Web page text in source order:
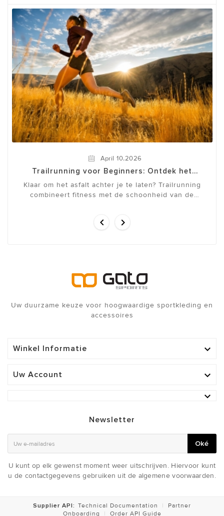
April 10,2026
Trailrunning voor Beginners: Ontdek het
Klaar om het asfalt achter je te laten? Trailrunning
combineert fitness met de schoonheid van de
 
Uw duurzame keuze voor hoogwaardige sportkleding en
accessoires
Winkel Informatie 
Uw Account


Newsletter
Oké
U kunt op elk gewenst moment weer uitschrijven. Hiervoor kunt
u de contactgegevens gebruiken uit de algemene voorwaarden.
Supplier API: Technical Documentation |
Partner
Onboarding
| Order API Guide